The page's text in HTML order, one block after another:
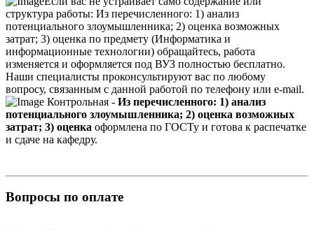
структура работы: Из перечисленного: 1) анализ
потенциального злоумышленника; 2) оценка возможных
затрат; 3) оценка по предмету (Информатика и
информационные технологии) обращайтесь, работа
изменяется и оформляется под ВУЗ полностью бесплатно.
Наши специалисты проконсультируют вас по любому
вопросу, связанным с данной работой по телефону или e-mail.
Контрольная - Из перечисленного: 1) анализ
потенциального злоумышленника; 2) оценка возможных
затрат; 3) оценка оформлена по ГОСТу и готова к распечатке
и сдаче на кафедру.
Вопросы по оплате